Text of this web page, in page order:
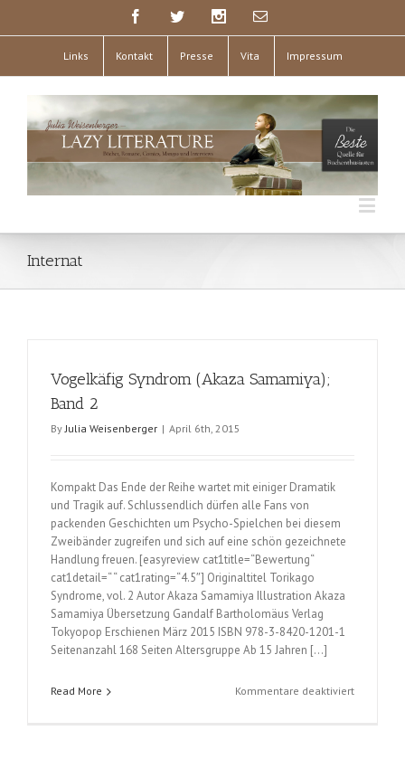
Links Kontakt Presse Vita Impressum
Internat
Vogelkäfig Syndrom (Akaza Samamiya);
Band 2
ByJulia Weisenberger | April 6th, 2015
Kompakt Das Ende der Reihe wartet mit einiger Dramatik
und Tragik auf. Schlussendlich dürfen alle Fans von
packenden Geschichten um Psycho-Spielchen bei diesem
Zweibänder zugreifen und sich auf eine schön gezeichnete
Handlung freuen. [easyreview cat1title=“Bewertung“
cat1detail=“ “ cat1rating=“4.5″] Originaltitel Torikago
Syndrome, vol. 2 Autor Akaza Samamiya Illustration Akaza
Samamiya Übersetzung Gandalf Bartholomäus Verlag
Tokyopop Erschienen März 2015 ISBN 978-3-8420-1201-1
Seitenanzahl 168 Seiten Altersgruppe Ab 15 Jahren […]
Read More Kommentare deaktiviertfür